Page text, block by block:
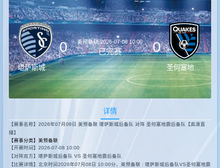
篮球
录播
集锦
速报
堪萨斯城后备队
0 美预备联2026-07-08 10:00
已完赛 0
详情
【赛事名称】2026年07月08日 美预备联 堪萨斯城后备队 对阵 圣何塞地震后备队【高清直
播】
【赛事分类】 美预备联
【开赛时间】2026-07-08 10:00
【对阵双方】堪萨斯城后备队 VS 圣何塞地震后备队
【比赛详情】北京时间2026年07月08日 10:00分，美预备联 : 堪萨斯城后备队VS圣何塞地震